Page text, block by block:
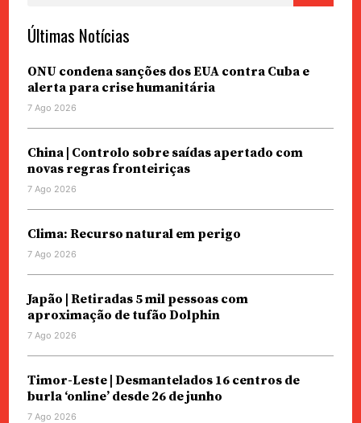
Últimas Notícias
ONU condena sanções dos EUA contra Cuba e
alerta para crise humanitária
7 Ago 2026
China | Controlo sobre saídas apertado com
novas regras fronteiriças
7 Ago 2026
Clima: Recurso natural em perigo
7 Ago 2026
Japão | Retiradas 5 mil pessoas com
aproximação de tufão Dolphin
7 Ago 2026
Timor-Leste | Desmantelados 16 centros de
burla ‘online’ desde 26 de junho
7 Ago 2026